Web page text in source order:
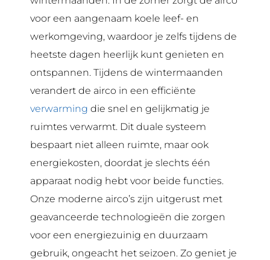
voor een aangenaam koele leef- en
werkomgeving, waardoor je zelfs tijdens de
heetste dagen heerlijk kunt genieten en
ontspannen. Tijdens de wintermaanden
verandert de airco in een efficiënte
verwarming die snel en gelijkmatig je
ruimtes verwarmt. Dit duale systeem
bespaart niet alleen ruimte, maar ook
energiekosten, doordat je slechts één
apparaat nodig hebt voor beide functies.
Onze moderne airco’s zijn uitgerust met
geavanceerde technologieën die zorgen
voor een energiezuinig en duurzaam
gebruik, ongeacht het seizoen. Zo geniet je